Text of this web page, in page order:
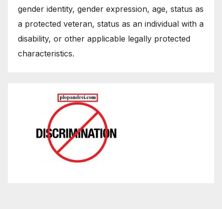
gender identity, gender expression, age, status as
a protected veteran, status as an individual with a
disability, or other applicable legally protected
characteristics.